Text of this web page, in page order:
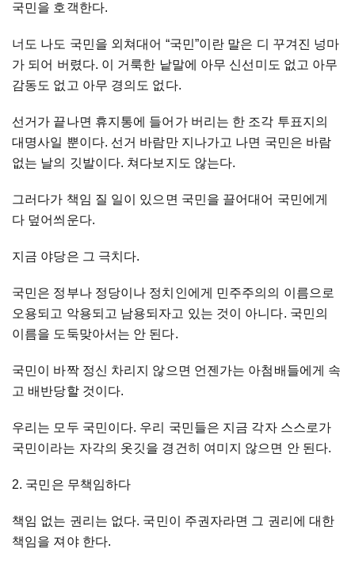
국민을 호객한다.
너도 나도 국민을 외쳐대어 “국민”이란 말은 디 꾸겨진 넝마
가 되어 버렸다. 이 거룩한 낱말에 아무 신선미도 없고 아무
감동도 없고 아무 경의도 없다.
선거가 끝나면 휴지통에 들어가 버리는 한 조각 투표지의
대명사일 뿐이다. 선거 바람만 지나가고 나면 국민은 바람
없는 날의 깃발이다. 쳐다보지도 않는다.
그러다가 책임 질 일이 있으면 국민을 끌어대어 국민에게
다 덮어씌운다.
지금 야당은 그 극치다.
국민은 정부나 정당이나 정치인에게 민주주의의 이름으로
오용되고 악용되고 남용되자고 있는 것이 아니다. 국민의
이름을 도둑맞아서는 안 된다.
국민이 바짝 정신 차리지 않으면 언젠가는 아첨배들에게 속
고 배반당할 것이다.
우리는 모두 국민이다. 우리 국민들은 지금 각자 스스로가
국민이라는 자각의 옷깃을 경건히 여미지 않으면 안 된다.
2. 국민은 무책임하다
책임 없는 권리는 없다. 국민이 주권자라면 그 권리에 대한
책임을 져야 한다.